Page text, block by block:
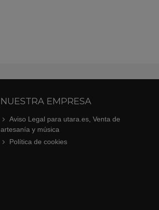
NUESTRA EMPRESA
Aviso Legal para utara.es, Venta de
artesanía y música
Política de cookies